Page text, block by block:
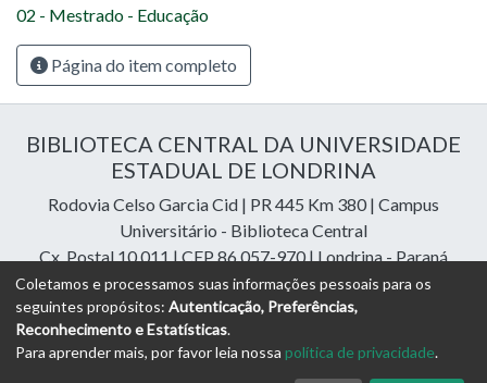
02 - Mestrado - Educação
Página do item completo
BIBLIOTECA CENTRAL DA UNIVERSIDADE
ESTADUAL DE LONDRINA
Rodovia Celso Garcia Cid | PR 445 Km 380 | Campus
Universitário - Biblioteca Central
Cx. Postal 10.011 | CEP 86.057-970 | Londrina - Paraná
Contatos: e-mail:riuel@uel.br| fone: 43 3371-4409
DSpace Cloud Softwarecopyright © 2023-2026
Libraries Assessoria e Consultoria
Coletamos e processamos suas informações pessoais para os
seguintes propósitos: Autenticação, Preferências,
Reconhecimento e Estatísticas.
Para aprender mais, por favor leia nossa política de privacidade.